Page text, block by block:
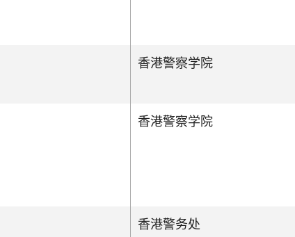
香港警察学院
香港警察学院
香港警务处